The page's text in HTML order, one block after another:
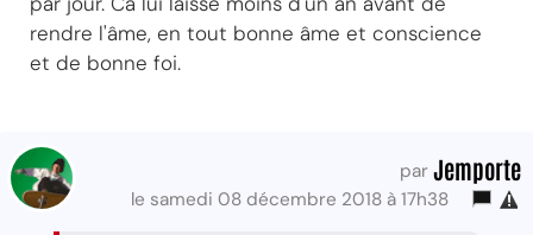
rendre l'âme, en tout bonne âme et conscience
et de bonne foi.
par Jemporte
le samedi 08 décembre 2018 à 17h38